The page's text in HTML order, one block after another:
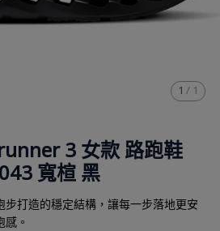
1 / 1
3 女款 路跑鞋
寬楦 黑
打造的穩定結構，讓每一步落地更安
。